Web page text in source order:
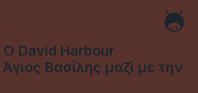
David Harbour
Βασίλης μαζί με την